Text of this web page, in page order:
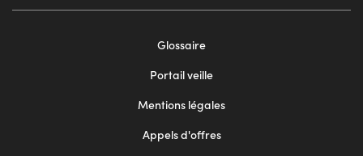
Glossaire
Portail veille
Mentions légales
Appels d'offres